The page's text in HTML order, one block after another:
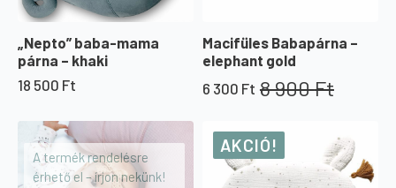
„Nepto” baba-mama
párna – khaki
18 500 Ft
Macifüles Babapárna –
elephant gold
8 900Ft
Original
was:
900 Ft.
6 300 Ft
Current
is:
300 Ft.
A termék rendelésre
érhető el – írjon nekünk!
AKCIÓ!